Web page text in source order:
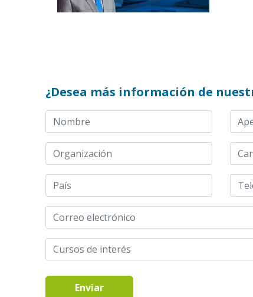
¿Desea más información de
Enviar